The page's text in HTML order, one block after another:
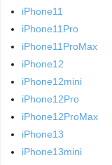
iPhone11
iPhone11Pro
iPhone11ProMax
iPhone12
iPhone12mini
iPhone12Pro
iPhone12ProMax
iPhone13
iPhone13mini